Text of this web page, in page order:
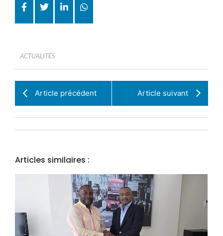
ACTUALITÉS
Article précédent Article suivant
Articles similaires :